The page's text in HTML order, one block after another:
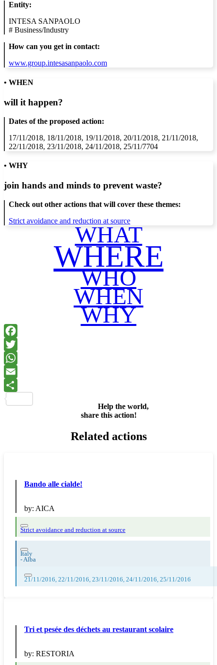
Entity:
INTESA SANPAOLO
# Business/Industry
How can you get in contact:
www.group.intesasanpaolo.com
• WHEN
will it happen?
Dates of the proposed action:
17/11/2018, 18/11/2018, 19/11/2018, 20/11/2018, 21/11/2018,
22/11/2018, 23/11/2018, 24/11/2018, 25/11/7704
• WHY
join hands and minds to prevent waste?
Check out other actions that will cover these themes:
Strict avoidance and reduction at source
WHAT
WHERE
WHO
WHEN
WHY
Help the world,
share this action!
Related actions
Bando alle cialde!
by: AICA
Strict avoidance and reduction at source
Italy
-Alba
21/11/2016, 22/11/2016, 23/11/2016, 24/11/2016, 25/11/2016
Tri et pesée des déchets au restaurant scolaire
by: RESTORIA